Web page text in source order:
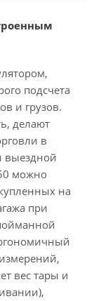
подсчета
и грузов.
делают
в
выездной
можно
на
при
вес тары и